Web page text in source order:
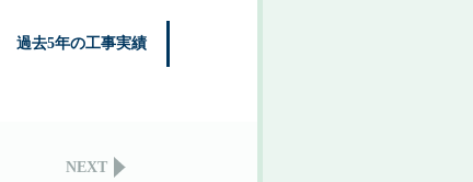
過去5年の工事実績
NEXT